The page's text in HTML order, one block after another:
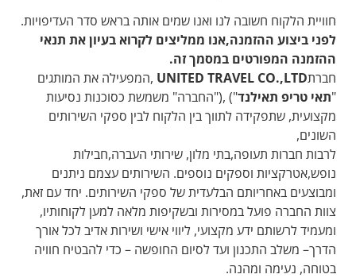
חוויית הלקוח חשובה לנו ואנו שמים אותה בראש סדר העדיפויות.
לפני ביצוע ההזמנה,אנו ממליצים לקרוא בעיון את תנאי
ההזמנה המפורטים במסמך זה.
חברתUNITED TRAVEL CO.,LTD ,המפעילה את המותגים
"תאי טריפ תאילנד") ,("החברה" משמשת כסוכנות נסיעות
מקצועית, שתפקידה לתווך בין הלקוח לבין ספקי השירותים
השונים,
לרבות חברות תעופה,בתי מלון, שירותי העברה,חבילות
נופש,אטרקציות וספקים נוספים. השירותים עצמם ניתנים
ומבוצעים באחריותם הבלעדית של ספקי השירותים. יחד עם זאת,
צוות החברה פועל במסירות ובשקיפות מלאה למען לקוחותיו,
ומעמיד לרשותם ידע מקצועי, ליווי אישי ושירות אדיב לכל אורך
הדרך– משלב התכנון ועד לסיום החופשה – כדי להבטיח חוויה
בטוחה, נעימה ומהנה.